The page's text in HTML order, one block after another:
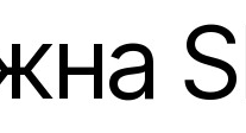
Еўрапейскага Банка
інвестыцый у стартапы